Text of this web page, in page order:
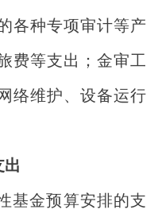
各种专项审计等产
费等支出；金审工
络维护、设备运行
出
基金预算安排的支